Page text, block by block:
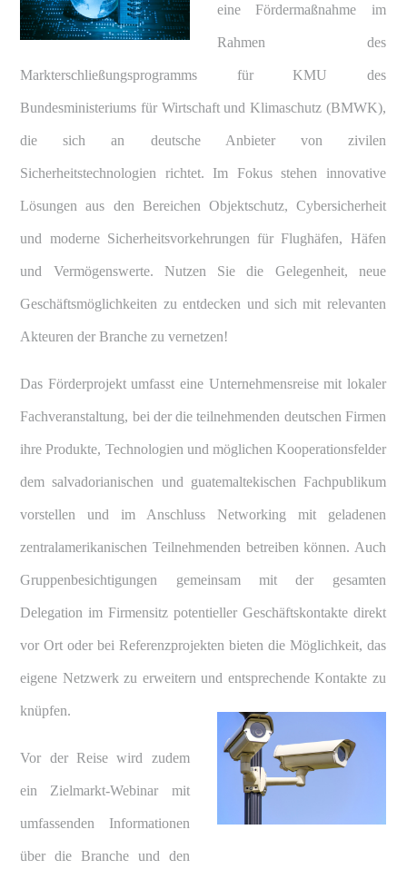
eine Fördermaßnahme im
Rahmen des
Markterschließungsprogramms für KMU des
Bundesministeriums für Wirtschaft und Klimaschutz (BMWK),
die sich an deutsche Anbieter von zivilen
Sicherheitstechnologien richtet. Im Fokus stehen innovative
Lösungen aus den Bereichen Objektschutz, Cybersicherheit
und moderne Sicherheitsvorkehrungen für Flughäfen, Häfen
und Vermögenswerte. Nutzen Sie die Gelegenheit, neue
Geschäftsmöglichkeiten zu entdecken und sich mit relevanten
Akteuren der Branche zu vernetzen!
Das Förderprojekt umfasst eine Unternehmensreise mit lokaler
Fachveranstaltung, bei der die teilnehmenden deutschen Firmen
ihre Produkte, Technologien und möglichen Kooperationsfelder
dem salvadorianischen und guatemaltekischen Fachpublikum
vorstellen und im Anschluss Networking mit geladenen
zentralamerikanischen Teilnehmenden betreiben können. Auch
Gruppenbesichtigungen gemeinsam mit der gesamten
Delegation im Firmensitz potentieller Geschäftskontakte direkt
vor Ort oder bei Referenzprojekten bieten die Möglichkeit, das
eigene Netzwerk zu erweitern und entsprechende Kontakte zu
knüpfen.
Vor der Reise wird zudem
ein Zielmarkt-Webinar mit
umfassenden Informationen
über die Branche und den